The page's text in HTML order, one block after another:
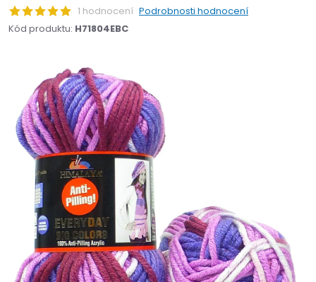
1 hodnocení Podrobnosti hodnocení
Kód produktu: H71804EBC